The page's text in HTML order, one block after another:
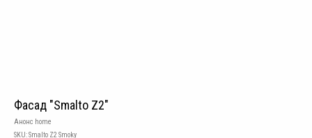
Фасад "Smalto Z2"
Анонс home
SKU:Smalto Z2 Smoky